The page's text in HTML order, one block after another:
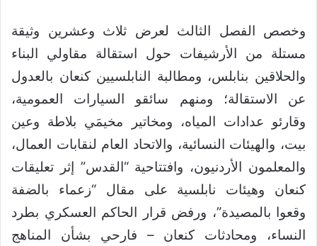
وخصص الفصل الثالث لعرض ثلاث وعشرين وثيقة
مستلة من الأرشيفات حول استقالة مقاولي البناء
والحلاقين بنابلس، ومطالبة النابلسيين كنعان بالعدول
عن الاستقالة؛ ومنهم سائقو السيارات العمومية،
وقارئو عدادات المياه، ومخاتير مخيمَي بلاطة وعين
بيت، والهيئات النسائية، والاتحاد العام لنقابات العمال،
والمعلمون الأردنيون، وافتتاحية “القدس” إثر تعليقات
كنعان وهيئات نابلسية على مقال “زعماء بالضفة
وقعوا بالمصيدة”، ورفض قرار الحاكم العسكري بطرد
النساء، ومحادثات كنعان – فارحي بشأن المناهج